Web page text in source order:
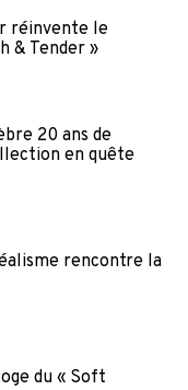
réinvente le
& Tender »
20 ans de
en quête
rencontre la
du « Soft